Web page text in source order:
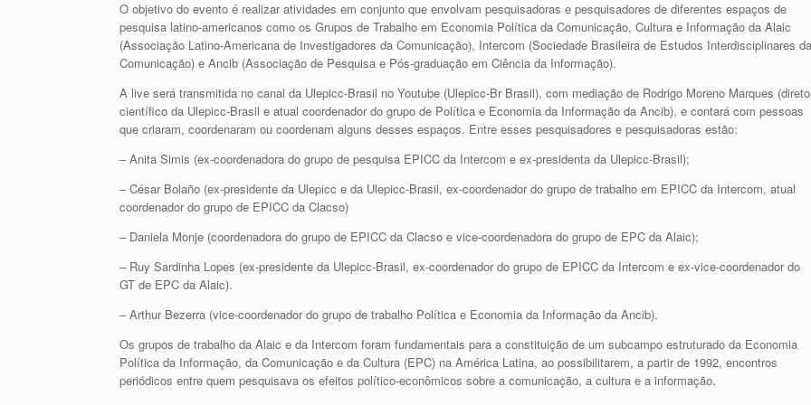
O objetivo do evento é realizar atividades em conjunto que envolvam pesquisadoras e pesquisadores de diferentes espaços de
pesquisa latino-americanos como os Grupos de Trabalho em Economia Política da Comunicação, Cultura e Informação da Alaic
(Associação Latino-Americana de Investigadores da Comunicação), Intercom (Sociedade Brasileira de Estudos Interdisciplinares da
Comunicação) e Ancib (Associação de Pesquisa e Pós-graduação em Ciência da Informação).
A live será transmitida no canal da Ulepicc-Brasil no Youtube (Ulepicc-Br Brasil), com mediação de Rodrigo Moreno Marques
científico da Ulepicc-Brasil e atual coordenador do grupo de Política e Economia da Informação da Ancib), e contará com pessoas
que criaram, coordenaram ou coordenam alguns desses espaços. Entre esses pesquisadores e pesquisadoras estão:
– Anita Simis (ex-coordenadora do grupo de pesquisa EPICC da Intercom e ex-presidenta da Ulepicc-Brasil);
– César Bolaño (ex-presidente da Ulepicc e da Ulepicc-Brasil, ex-coordenador do grupo de trabalho em EPICC da Intercom, atual
coordenador do grupo de EPICC da Clacso)
– Daniela Monje (coordenadora do grupo de EPICC da Clacso e vice-coordenadora do grupo de EPC da Alaic);
– Ruy Sardinha Lopes (ex-presidente da Ulepicc-Brasil, ex-coordenador do grupo de EPICC da Intercom e ex-vice-coordenador do
GT de EPC da Alaic).
– Arthur Bezerra (vice-coordenador do grupo de trabalho Política e Economia da Informação da Ancib).
Os grupos de trabalho da Alaic e da Intercom foram fundamentais para a constituição de um subcampo estruturado da Economia
Política da Informação, da Comunicação e da Cultura (EPC) na América Latina, ao possibilitarem, a partir de 1992, encontros
periódicos entre quem pesquisava os efeitos político-econômicos sobre a comunicação, a cultura e a informação.